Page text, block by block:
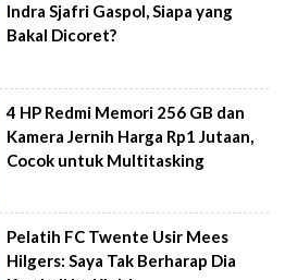
Indra Sjafri Gaspol, Siapa yang
Bakal Dicoret?
4 HP Redmi Memori 256 GB dan
Kamera Jernih Harga Rp1 Jutaan,
Cocok untuk Multitasking
Pelatih FC Twente Usir Mees
Hilgers: Saya Tak Berharap Dia